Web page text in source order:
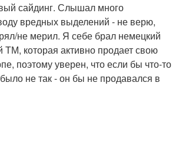
сайдинг. Слышал много
вредных выделений - не верю,
не мерил. Я себе брал немецкий
ТМ, которая активно продает свою
поэтому уверен, что если бы что-то
не так - он бы не продавался в